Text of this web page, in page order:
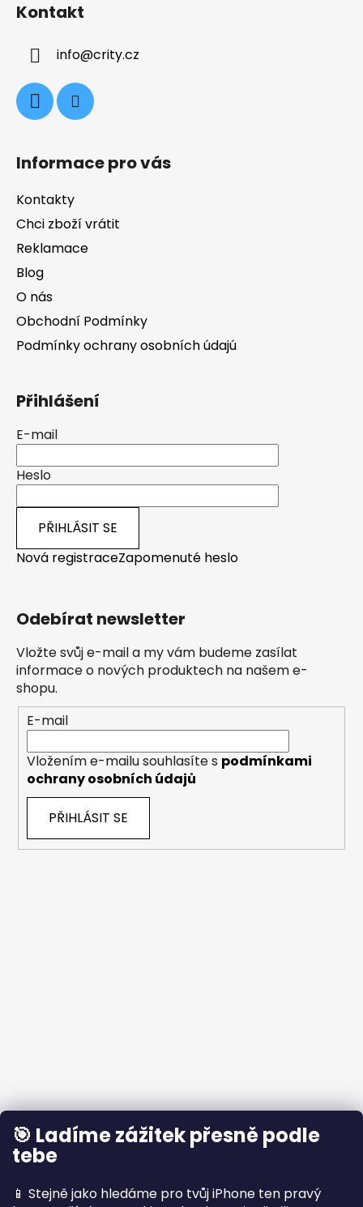
🎯 Ladíme zážitek přesně podle
tebe
📱 Stejně jako hledáme pro tvůj iPhone ten pravý
Kontakt
info@crity.cz
Informace pro vás
Kontakty
Chci zboží vrátit
Reklamace
Blog
O nás
Obchodní Podmínky
Podmínky ochrany osobních údajú
Přihlášení
E-mail
Heslo
PŘIHLÁSIT SE
Nová registraceZapomenuté heslo
Odebírat newsletter
Vložte svůj e-mail a my vám budeme zasílat
informace o nových produktech na našem e-
shopu.
E-mail
Vložením e-mailu souhlasíte s podmínkami
ochrany osobních údajů
PŘIHLÁSIT SE